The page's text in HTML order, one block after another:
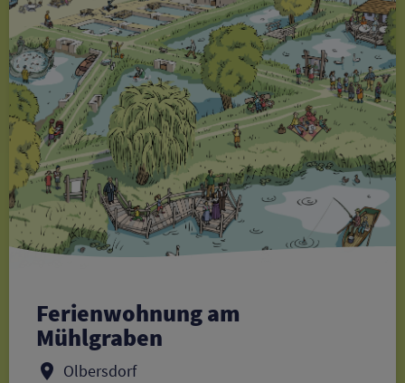
Ferienwohnung am
Mühlgraben
Olbersdorf